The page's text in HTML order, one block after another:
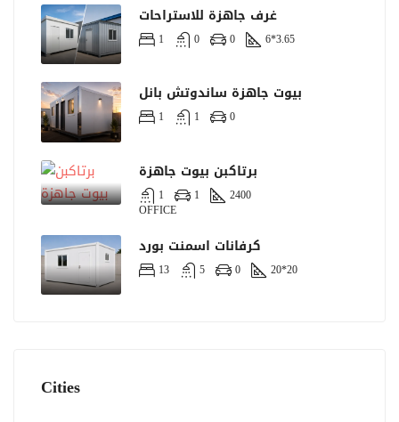
غرف جاهزة للاستراحات
1 0 0 6*3.65
بيوت جاهزة ساندوتش بانل
1 1 0
برتاكبن بيوت جاهزة
1 1 2400
OFFICE
كرفانات اسمنت بورد
13 5 0 20*20
Cities